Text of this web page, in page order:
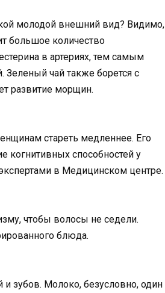
молодой внешний вид? Видимо,
большое количество
в артериях, тем самым
Зеленый чай также борется с
развитие морщин.
стареть медленнее. Его
способностей у
в Медицинском центре.
чтобы волосы не седели.
блюда.
зубов. Молоко, безусловно, один